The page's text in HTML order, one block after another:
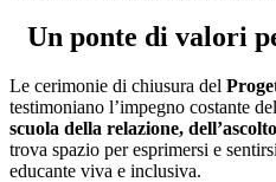
Un ponte di valori
Le cerimonie di chiusura del
testimoniano l’impegno costante
scuola della relazione,
trova spazio per esprimersi e
educante viva e inclusiva.